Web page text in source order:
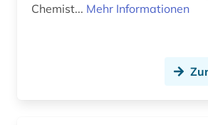
Chemist... Mehr Informationen